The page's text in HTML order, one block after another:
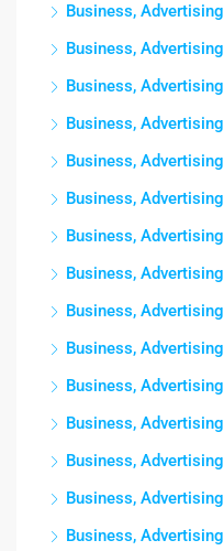
Business, Advertising
Business, Advertising
Business, Advertising
Business, Advertising
Business, Advertising
Business, Advertising
Business, Advertising
Business, Advertising
Business, Advertising
Business, Advertising
Business, Advertising
Business, Advertising
Business, Advertising
Business, Advertising
Business, Advertising